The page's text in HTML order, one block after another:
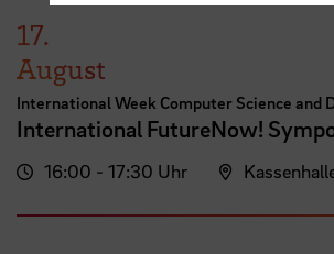
17.
August
International Week Computer Science and
International FutureNow!
16:00 - 17:30 Uhr